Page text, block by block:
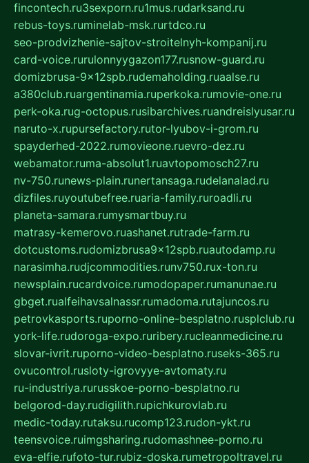
fincontech.ru3sexporn.ru1mus.rudarksand.ru
rebus-toys.ruminelab-msk.rurtdco.ru
seo-prodvizhenie-sajtov-stroitelnyh-kompanij.ru
card-voice.rurulonnyygazon177.rusnow-guard.ru
domizbrusa-9x12spb.rudemaholding.ruaalse.ru
a380club.ruargentinamia.ruperkoka.rumovie-one.ru
perk-oka.rug-octopus.rusibarchives.ruandreislyusar.ru
naruto-x.rupursefactory.rutor-lyubov-i-grom.ru
spayderhed-2022.rumovieone.ruevro-dez.ru
webamator.ruma-absolut1.ruavtopomosch27.ru
nv-750.runews-plain.runertansaga.rudelanalad.ru
dizfiles.ruyoutubefree.ruaria-family.ruroadli.ru
planeta-samara.rumysmartbuy.ru
matrasy-kemerovo.ruashanet.rutrade-farm.ru
dotcustoms.rudomizbrusa9x12spb.ruautodamp.ru
narasimha.rudjcommodities.runv750.rux-ton.ru
newsplain.rucardvoice.rumodopaper.rumanunae.ru
gbget.rualfeihavsalnassr.rumadoma.rutajuncos.ru
petrovkasports.ruporno-online-besplatno.rusplclub.ru
york-life.rudoroga-expo.ruribery.rucleanmedicine.ru
slovar-ivrit.ruporno-video-besplatno.ruseks-365.ru
ovucontrol.rusloty-igrovyye-avtomaty.ru
ru-industriya.rurusskoe-porno-besplatno.ru
belgorod-day.rudigilith.rupichkurovlab.ru
medic-today.rutaksu.rucomp123.rudon-ykt.ru
teensvoice.ruimgsharing.rudomashnee-porno.ru
eva-elfie.rufoto-tur.rubiz-doska.rumetropoltravel.ru